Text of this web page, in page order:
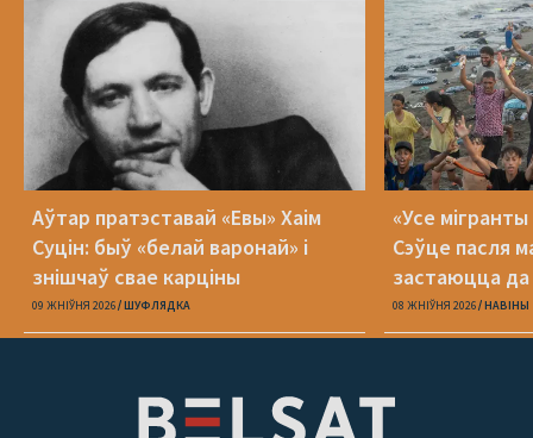
Аўтар пратэставай «Евы» Хаім
Суцін: быў «белай варонай» і
знішчаў свае карціны
09 ЖНІЎНЯ 2026 ШУФЛЯДКА
«Усе
Сэўце пасля
застаюцца да
08 ЖНІЎНЯ 2026 НАВІНЫ